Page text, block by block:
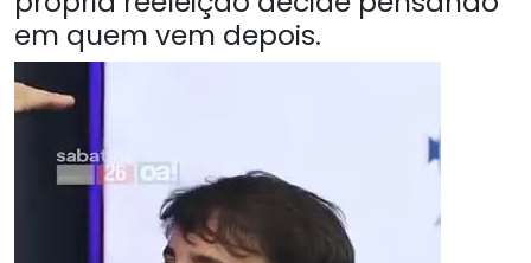
em quem vem depois.